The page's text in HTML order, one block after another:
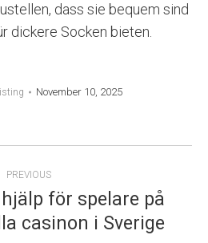
dass sie bequem sind
dickere Socken bieten.
November 10, 2025
PREVIOUS
Previous
post:
för spelare på
casinon i Sverige